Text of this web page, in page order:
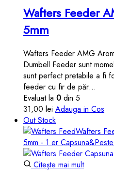
Wafters Feeder
5mm
Wafters Feeder AMG
Dumbell Feeder sunt
sunt perfect pretabile a fi
feeder cu fir de păr…
Evaluat la 0 din 5
31,00 lei Adauga in Cos
Out Stock
Citește mai mult